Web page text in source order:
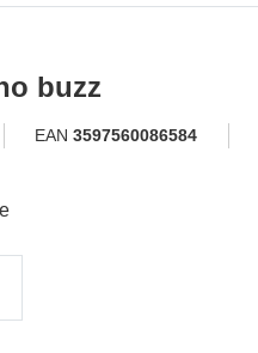
buzz
EAN3597560086584